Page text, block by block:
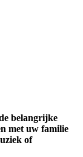
belangrijke
met uw familie
of